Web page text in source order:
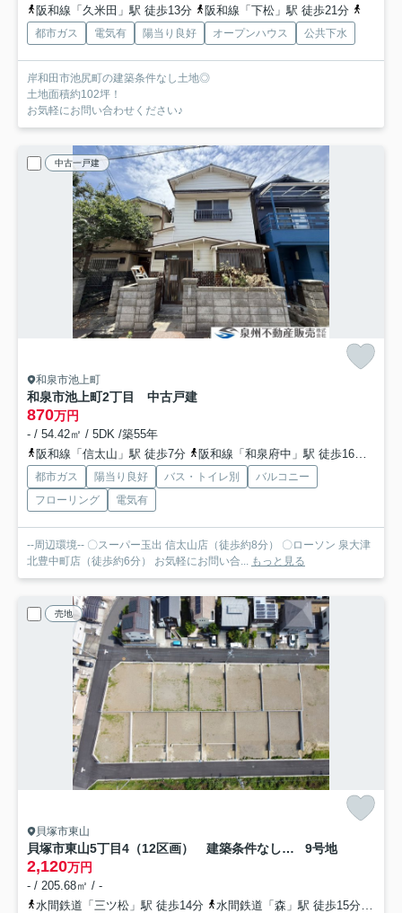
阪和線「久米田」駅 徒歩13分 阪和線「下松」駅 徒歩21分
都市ガス 電気有 陽当り良好 オープンハウス 公共下水
岸和田市池尻町の建築条件なし土地◎
土地面積約102坪！
お気軽にお問い合わせください♪
中古一戸建
和泉市池上町
和泉市池上町2丁目 中古戸建
870万円
- / 54.42㎡ / 5DK /築55年
阪和線「信太山」駅 徒歩7分
阪和線「和泉府中」駅 徒歩16分
都市ガス 陽当り良好 バス・トイレ別
バルコニー
フローリング
電気有
--周辺環境-- 〇スーパー玉出 信太山店（徒歩約8分） 〇ローソン 泉大津
北豊中町店（徒歩約6分） お気軽にお問い合... もっと見る
売地
貝塚市東山
貝塚市東山5丁目4（12区画） 建築条件なし土地 9号地
2,120万円
- / 205.68㎡ / -
水間鉄道「三ツ松」駅 徒歩14分
水間鉄道「森」駅 徒歩15分